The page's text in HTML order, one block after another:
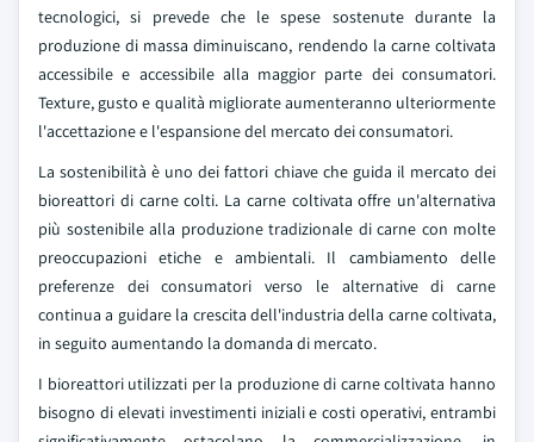
tecnologici, si prevede che le spese sostenute durante la
produzione di massa diminuiscano, rendendo la carne coltivata
accessibile e accessibile alla maggior parte dei consumatori.
Texture, gusto e qualità migliorate aumenteranno ulteriormente
l'accettazione e l'espansione del mercato dei consumatori.
La sostenibilità è uno dei fattori chiave che guida il mercato dei
bioreattori di carne colti. La carne coltivata offre un'alternativa
più sostenibile alla produzione tradizionale di carne con molte
preoccupazioni etiche e ambientali. Il cambiamento delle
preferenze dei consumatori verso le alternative di carne
continua a guidare la crescita dell'industria della carne coltivata,
in seguito aumentando la domanda di mercato.
I bioreattori utilizzati per la produzione di carne coltivata hanno
bisogno di elevati investimenti iniziali e costi operativi, entrambi